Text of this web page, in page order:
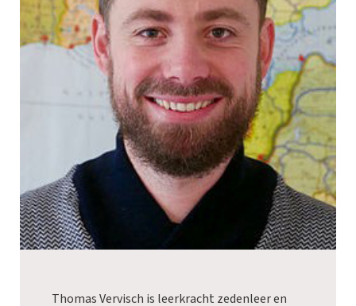
Thomas Vervisch is leerkracht zedenleer en